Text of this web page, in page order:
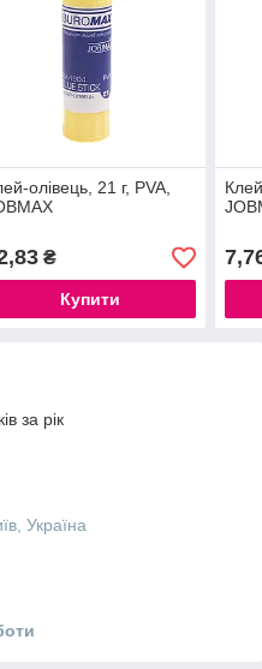
олiвець, 21 г, PVA,
₴
Купити
за рік
Україна